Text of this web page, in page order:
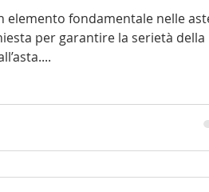
per garantire la serietà della